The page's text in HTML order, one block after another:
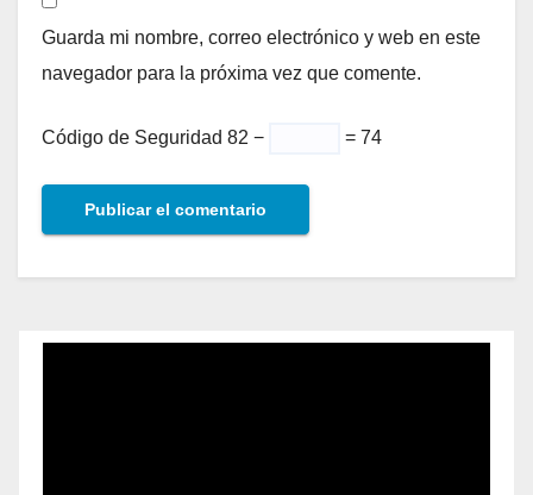
Guarda mi nombre, correo electrónico y web en este
navegador para la próxima vez que comente.
Código de Seguridad 82 − = 74